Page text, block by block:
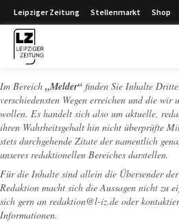
Leipziger Zeitung Stellenmarkt Shop
Im Bereich „Melder“ finden Sie Inhalte
verschiedensten Wegen erreichen und die wir
wollen. Es handelt sich also um aktuelle,
ihren Wahrheitsgehalt hin nicht überprüfte
stets durchgehende Zitate der namentlich
unseres redaktionellen Bereiches darstellen.
Für die Inhalte sind allein die Übersender
Redaktion macht sich die Aussagen nicht zu
sich gern an redaktion@l-iz.de oder
Informationen.